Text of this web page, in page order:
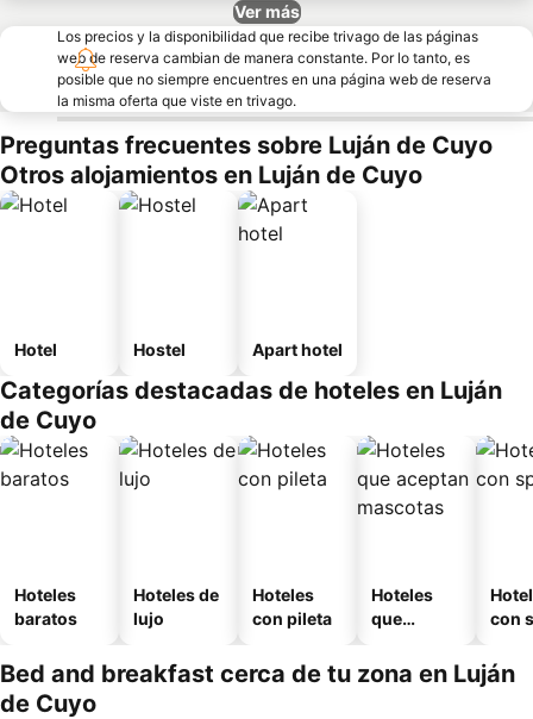
Ver más
Los precios y la disponibilidad que recibe trivago de las páginas
web de reserva cambian de manera constante. Por lo tanto, es
posible que no siempre encuentres en una página web de reserva
la misma oferta que viste en trivago.
Preguntas frecuentes sobre Luján de Cuyo
Otros alojamientos en Luján de Cuyo
Hotel Hostel Apart hotel
Categorías destacadas de hoteles en Luján
de Cuyo
Hoteles
baratos
Hoteles de
lujo
Hoteles
con pileta
Hoteles
que
mascotas
con
Bed and breakfast cerca de tu zona en Luján
de Cuyo